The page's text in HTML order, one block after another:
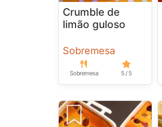
Crumble de
limão guloso
Sobremesa
Sobremesa 5 / 5